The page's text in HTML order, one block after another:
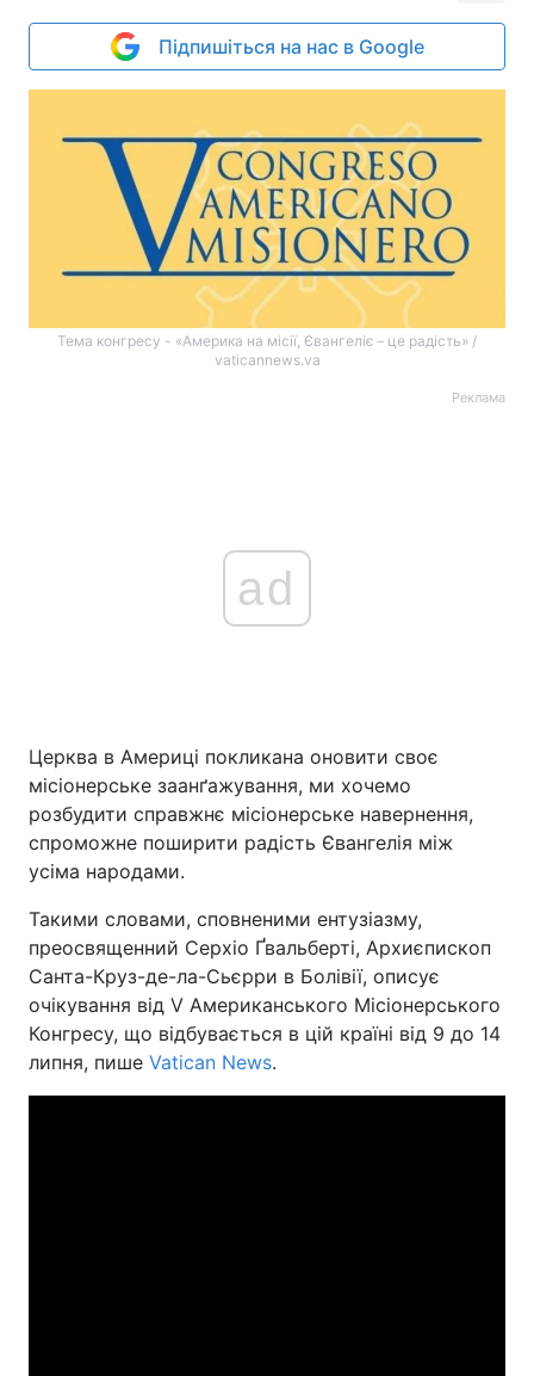
Підпишіться на нас в Google
Тема конгресу - «Америка на місії, Євангеліє – це радість» /
vaticannews.va
Реклама
ad
Церква в Америці покликана оновити своє
місіонерське заанґажування, ми хочемо
розбудити справжнє місіонерське навернення,
спроможне поширити радість Євангелія між
усіма народами.
Такими словами, сповненими ентузіазму,
преосвященний Серхіо Ґвальберті, Архиєпископ
Санта-Круз-де-ла-Сьєрри в Болівії, описує
очікування від V Американського Місіонерського
Конгресу, що відбувається в цій країні від 9 до 14
липня, пише Vatican News.